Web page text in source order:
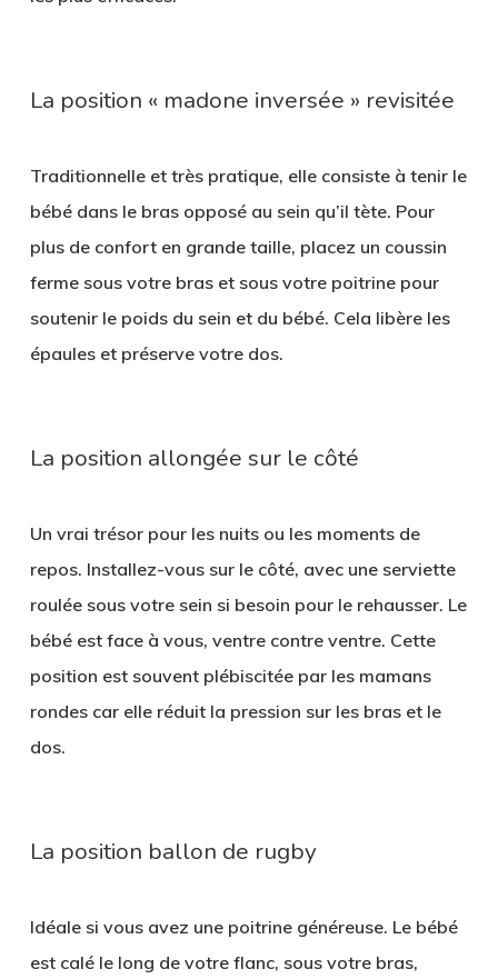
La position « madone inversée » revisitée
Traditionnelle et très pratique, elle consiste à tenir le
bébé dans le bras opposé au sein qu’il tète. Pour
plus de confort en grande taille, placez un coussin
fermesous votre bras et sous votre poitrine pour
soutenir le poids du sein et du bébé. Cela libère les
épaules et préserve votre dos.
La position allongée sur le côté
Un vrai trésor pour les nuits ou les moments de
repos. Installez-vous sur le côté, avec une serviette
roulée sous votre sein si besoin pour le rehausser. Le
bébé est face à vous, ventre contre ventre. Cette
position est souvent plébiscitée par les mamans
rondes car elle réduit la pression sur les bras et le
dos.
La position ballon de rugby
Idéale si vous avez une poitrine généreuse. Le bébé
est calé le long de votre flanc, sous votre bras,